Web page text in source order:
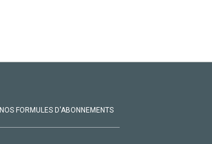
NOS FORMULES D'ABONNEMENTS